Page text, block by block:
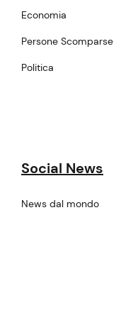
Economia
Persone Scomparse
Politica
Social News
News dal mondo